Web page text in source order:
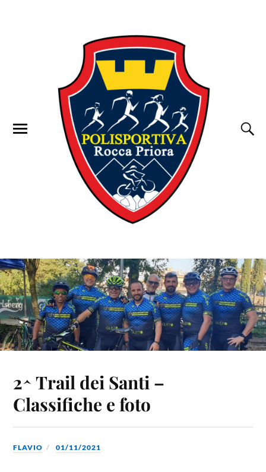
2^ Trail dei Santi –
Classifiche e foto
FLAVIO 01/11/2021